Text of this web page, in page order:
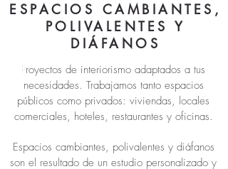
royectos de interiorismo adaptados a tus
necesidades. Trabajamos tanto espacios
públicos como privados: viviendas, locales
comerciales, hoteles, restaurantes y oficinas.
Espacios cambiantes, polivalentes y diáfanos
son el resultado de un estudio personalizado y
ESPACIOS CAMBIANTES,
POLIVALENTES Y
DIÁFANOS